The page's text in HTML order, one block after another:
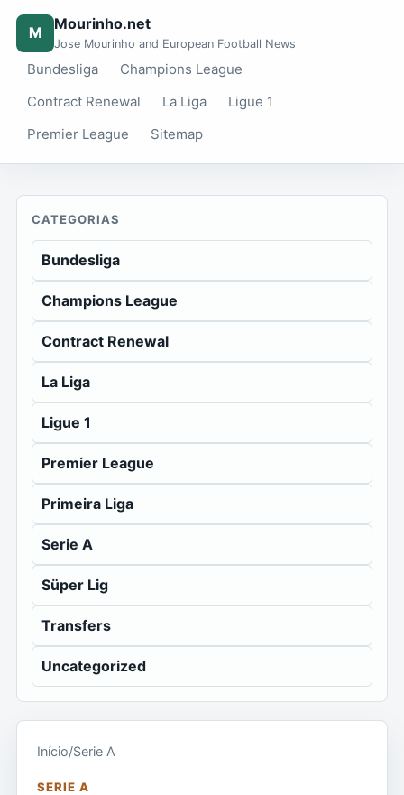
M Mourinho.net
Jose Mourinho and European Football News
Bundesliga
Champions League
Contract Renewal
La Liga
Ligue 1
Premier League
Sitemap
CATEGORIAS
Bundesliga
Champions League
Contract Renewal
La Liga
Ligue 1
Premier League
Primeira Liga
Serie A
Süper Lig
Transfers
Uncategorized
Início/Serie A
SERIE A